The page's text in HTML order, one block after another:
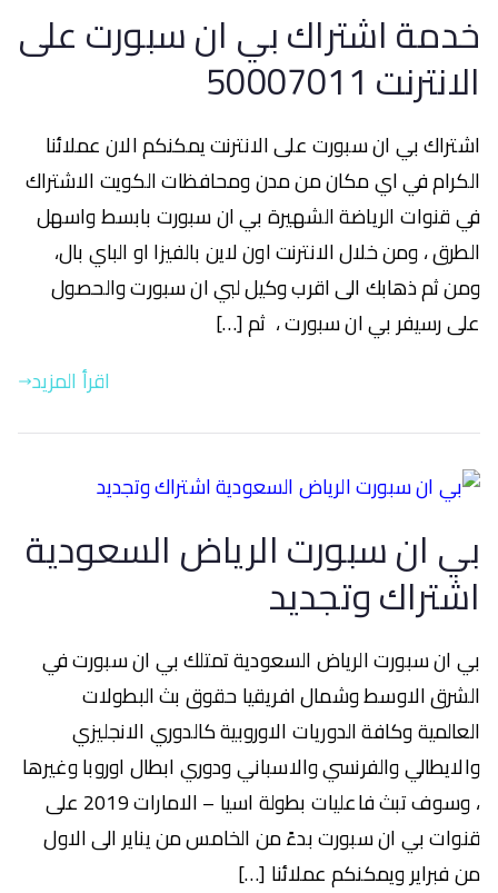
خدمة اشتراك بي ان سبورت على
الانترنت 50007011
اشتراك بي ان سبورت على الانترنت يمكنكم الان عملائنا
الكرام في اي مكان من مدن ومحافظات الكويت الاشتراك
في قنوات الرياضة الشهيرة بي ان سبورت بابسط واسهل
الطرق ، ومن خلال الانترنت اون لاين بالفيزا او الباي بال،
ومن ثم ذهابك الى اقرب وكيل لبي ان سبورت والحصول
على رسيفر بي ان سبورت ، ثم […]
اقرأ المزيد
بي ان سبورت الرياض السعودية
اشتراك وتجديد
بي ان سبورت الرياض السعودية تمتلك بي ان سبورت في
الشرق الاوسط وشمال افريقيا حقوق بث البطولات
العالمية وكافة الدوريات الاوروبية كالدوري الانجليزي
والايطالي والفرنسي والاسباني ودوري ابطال اوروبا وغيرها
، وسوف تبث فاعليات بطولة اسيا – الامارات 2019 على
قنوات بي ان سبورت بدءً من الخامس من يناير الى الاول
من فبراير ويمكنكم عملائنا […]